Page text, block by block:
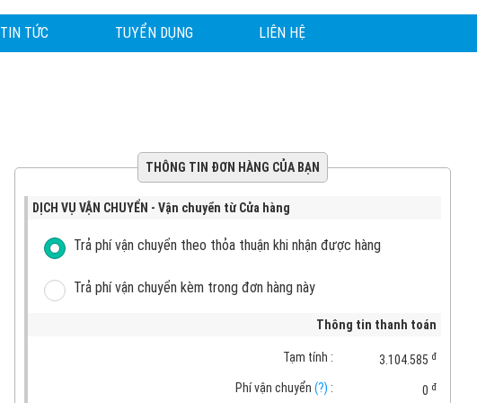
TIN TỨC TUYỂN DỤNG LIÊN HỆ
THÔNG TIN ĐƠN HÀNG CỦA BẠN
DỊCH VỤ VẬN CHUYỂN - Vận chuyển từ Cửa hàng
Trả phí vận chuyển theo thỏa thuận khi nhận được hàng
Trả phí vận chuyển kèm trong đơn hàng này
Thông tin thanh toán
Tạm tính : 3.104.585 đ
Phí vận chuyển(?) : 0 đ